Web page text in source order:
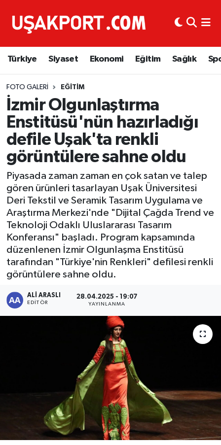
Türkiye Siyaset Ekonomi Eğitim Sağlık
FOTO GALERI EĞITIM
İzmir Olgunlaştırma
Enstitüsü'nün hazırladığı
defile Uşak'ta renkli
görüntülere sahne oldu
Piyasada zaman zaman en çok satan ve talep
gören ürünleri tasarlayan Uşak Üniversitesi
Deri Tekstil ve Seramik Tasarım Uygulama ve
Araştırma Merkezi'nde "Dijital Çağda Trend ve
Teknoloji Odaklı Uluslararası Tasarım
Konferansı" başladı. Program kapsamında
düzenlenen İzmir Olgunlaşma Enstitüsü
tarafından "Türkiye'nin Renkleri" defilesi renkli
görüntülere sahne oldu.
ALI ARASLI
EDITÖR
28.04.2025 - 19:07
YAYINLANMA
Siyaset
Ekonomi
Eğitim
Sağlık
Spor
İstanbul Hava Durumu
İstanbul Trafik Yoğunluk Haritası
Süper Lig Puan Durumu ve Fikstür
Tüm Manşetler
Son Dakika Haberleri
Haber Arşivi